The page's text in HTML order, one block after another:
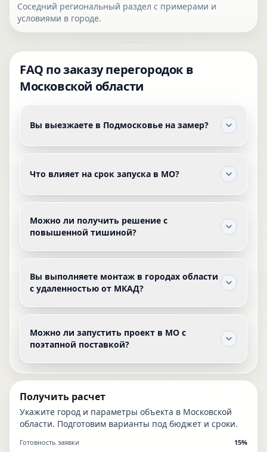
Соседний региональный раздел с примерами и
условиями в городе.
FAQ по заказу перегородок в
Московской области
Вы выезжаете в Подмосковье на замер?
Что влияет на срок запуска в МО?
Можно ли получить решение с
повышенной тишиной?
Вы выполняете монтаж в городах области
с удаленностью от МКАД?
Можно ли запустить проект в МО с
поэтапной поставкой?
Получить расчет
Укажите город и параметры объекта в Московской
области. Подготовим варианты под бюджет и сроки.
Готовность заявки 15%